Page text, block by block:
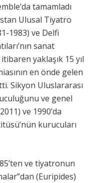
tamamladı
Ulusal Tiyatro
1983) ve Delfi
sanat
yaklaşık 15 yıl
en önde gelen
Sikyon Uluslararası
ve genel
ve 1990’da
kurucuları
ve tiyatronun
(Euripides)